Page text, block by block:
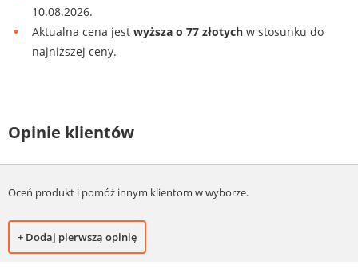
10.08.2026.
Aktualna cena jest wyższa o 77 złotych w stosunku do
najniższej ceny.
Opinie klientów
Oceń produkt i pomóż innym klientom w wyborze.
+ Dodaj pierwszą opinię